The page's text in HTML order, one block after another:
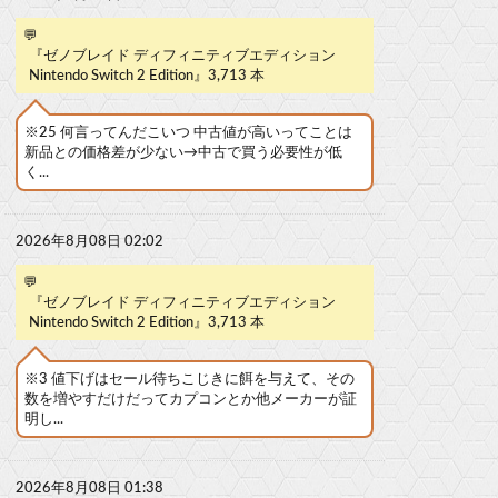
💬
『ゼノブレイド ディフィニティブエディション
Nintendo Switch 2 Edition』3,713 本
※25 何言ってんだこいつ 中古値が高いってことは
新品との価格差が少ない→中古で買う必要性が低
く...
2026年8月08日 02:02
💬
『ゼノブレイド ディフィニティブエディション
Nintendo Switch 2 Edition』3,713 本
※3 値下げはセール待ちこじきに餌を与えて、その
数を増やすだけだってカプコンとか他メーカーが証
明し...
2026年8月08日 01:38